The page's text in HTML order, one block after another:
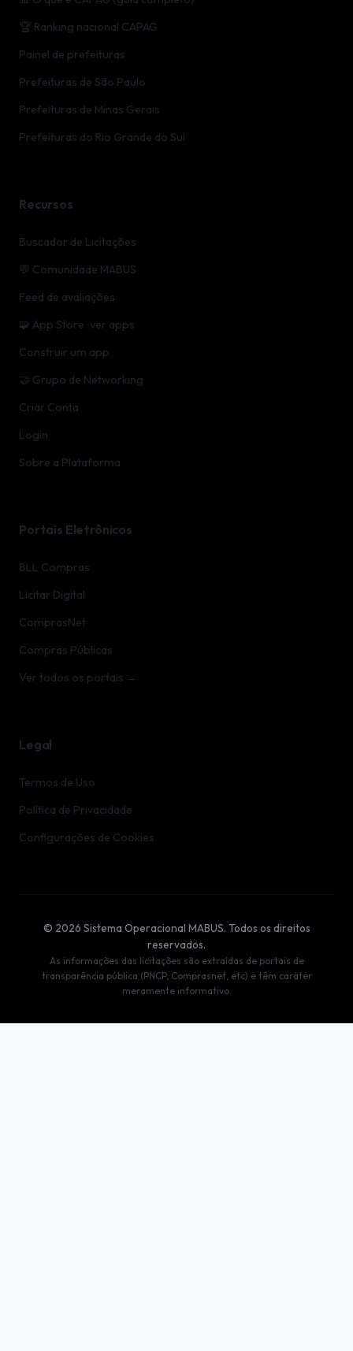
🏆 Ranking nacional CAPAG
Painel de prefeituras
Prefeituras de São Paulo
Prefeituras de Minas Gerais
Prefeituras do Rio Grande do Sul
Recursos
Buscador de Licitações
💬 Comunidade MABUS
Feed de avaliações
🧩 App Store · ver apps
Construir um app
🤝 Grupo de Networking
Criar Conta
Login
Sobre a Plataforma
Portais Eletrônicos
BLL Compras
Licitar Digital
ComprasNet
Compras Públicas
Ver todos os portais →
Legal
Termos de Uso
Política de Privacidade
Configurações de Cookies
© 2026 Sistema Operacional MABUS. Todos os direitos
reservados.
As informações das licitações são extraídas de portais de
transparência pública (PNCP, Comprasnet, etc) e têm caráter
meramente informativo.